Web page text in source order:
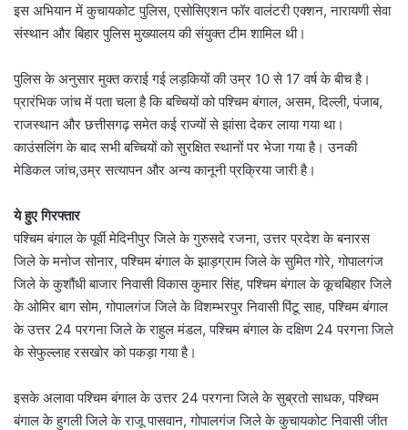
इस अभियान में कुचायकोट पुलिस, एसोसिएशन फॉर वालंटरी एक्शन, नारायणी सेवा
संस्थान और बिहार पुलिस मुख्यालय की संयुक्त टीम शामिल थी।
पुलिस के अनुसार मुक्त कराई गई लड़कियों की उम्र 10 से 17 वर्ष के बीच है।
प्रारंभिक जांच में पता चला है कि बच्चियों को पश्चिम बंगाल, असम, दिल्ली, पंजाब,
राजस्थान और छत्तीसगढ़ समेत कई राज्यों से झांसा देकर लाया गया था।
काउंसलिंग के बाद सभी बच्चियों को सुरक्षित स्थानों पर भेजा गया है। उनकी
मेडिकल जांच,उम्र सत्यापन और अन्य कानूनी प्रक्रिया जारी है।
ये हुए गिरफ्तार
पश्चिम बंगाल के पूर्वी मेदिनीपुर जिले के गुरुसदे रजना, उत्तर प्रदेश के बनारस
जिले के मनोज सोनार, पश्चिम बंगाल के झाड़ग्राम जिले के सुमित गोरे, गोपालगंज
जिले के कुशौंधी बाजार निवासी विकास कुमार सिंह, पश्चिम बंगाल के कूचबिहार जिले
के ओमिर बाग सोम, गोपालगंज जिले के विशम्भरपुर निवासी पिंटू साह, पश्चिम बंगाल
के उत्तर 24 परगना जिले के राहुल मंडल, पश्चिम बंगाल के दक्षिण 24 परगना जिले
के सेफुल्लाह रसखोर को पकड़ा गया है।
इसके अलावा पश्चिम बंगाल के उत्तर 24 परगना जिले के सुब्रतो साधक, पश्चिम
बंगाल के हुगली जिले के राजू पासवान, गोपालगंज जिले के कुचायकोट निवासी जीत